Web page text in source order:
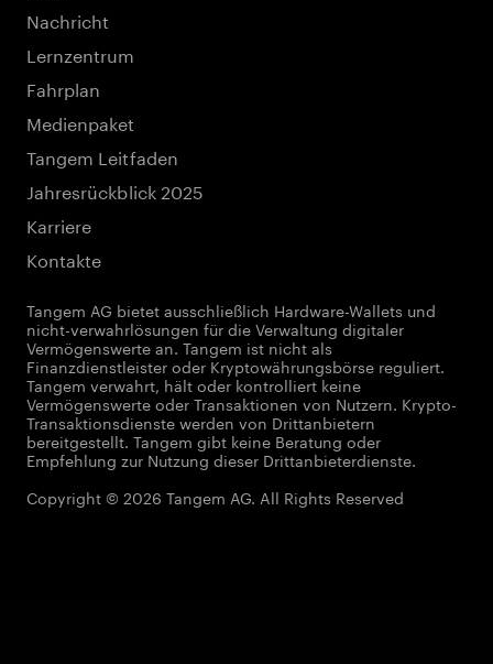
Nachricht
Lernzentrum
Fahrplan
Medienpaket
Tangem Leitfaden
Jahresrückblick 2025
Karriere
Kontakte
Tangem AG bietet ausschließlich Hardware-Wallets und
nicht-verwahrlösungen für die Verwaltung digitaler
Vermögenswerte an. Tangem ist nicht als
Finanzdienstleister oder Kryptowährungsbörse reguliert.
Tangem verwahrt, hält oder kontrolliert keine
Vermögenswerte oder Transaktionen von Nutzern. Krypto-
Transaktionsdienste werden von Drittanbietern
bereitgestellt. Tangem gibt keine Beratung oder
Empfehlung zur Nutzung dieser Drittanbieterdienste.